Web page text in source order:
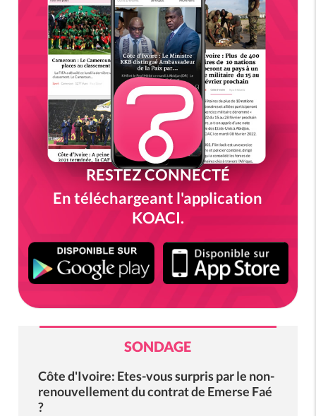
RESTEZ CONNECTÉ
En téléchargeant l'application
KOACI.
SONDAGE
Côte d'Ivoire: Etes-vous surpris par le non-
renouvellement du contrat de Emerse Faé
?